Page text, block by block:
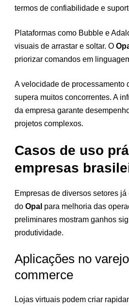
termos de confiabilidade e
Plataformas como Bubble e
visuais de arrastar e soltar. O
priorizar comandos em
A velocidade de processamento
supera muitos concorrentes. A
da empresa garante
projetos complexos.
Casos de uso
empresas
Empresas de diversos setores já
do Opal para melhoria das
preliminares mostram ganhos
produtividade.
Aplicações no
commerce
Lojas virtuais podem criar